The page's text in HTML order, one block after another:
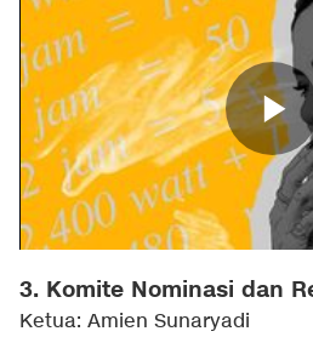
3. Komite Nominasi dan
Ketua: Amien Sunaryadi